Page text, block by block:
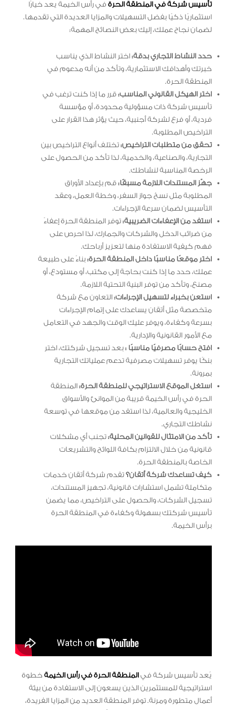
تأسيس شركة في المنطقة الحرةفي رأس الخيمة يعد خيارًا
استثماريًا ذكيًا بفضل التسهيلات والمزايا العديدة التي تقدمها.
لضمان نجاح عملك، إليك بعض النصائح المهمة:
حدد النشاط التجاري بدقة: اختر النشاط الذي يناسب
خبرتك وأهدافك الاستثمارية، وتأكد من أنه مدعوم في
المنطقة الحرة.
اختر الهيكل القانوني المناسب:قرر ما إذا كنت ترغب في
تأسيس شركة ذات مسؤولية محدودة، أو مؤسسة
فردية، أو فرع لشركة أجنبية، حيث يؤثر هذا القرار على
التراخيص المطلوبة.
تحقق من متطلبات التراخيص:تختلف أنواع التراخيص بين
التجارية، والصناعية، والخدمية، لذا تأكد من الحصول على
الرخصة المناسبة لنشاطك.
جهّز المستندات اللازمة مسبقًا:قم بإعداد الأوراق
المطلوبة مثل نسخ جواز السفر، وخطة العمل، وعقد
التأسيس لضمان سرعة الإجراءات.
استفد من الإعفاءات الضريبية:توفر المنطقة الحرة إعفاءً
من ضرائب الدخل والشركات والجمارك، لذا احرص على
فهم كيفية الاستفادة منها لتعزيز أرباحك.
اختر موقعًا مناسبًا داخل المنطقة الحرة:بناءً على طبيعة
عملك، حدد ما إذا كنت بحاجة إلى مكتب، أو مستودع، أو
مصنع، وتأكد من توفر البنية التحتية اللازمة.
استعن بخبراء لتسهيل الإجراءات: التعاون مع شركة
متخصصة مثل أتقان يساعدك على إتمام الإجراءات
بسرعة وكفاءة، ويوفر عليك الوقت والجهد في التعامل
مع الأمور القانونية والإدارية.
افتح حسابًا مصرفيًا مناسبًا :بعد تسجيل شركتك، اختر
بنكًا يوفر تسهيلات مصرفية تدعم عملياتك التجارية
بمرونة.
استغل الموقع الاستراتيجي للمنطقة الحرة: المنطقة
الحرة في رأس الخيمة قريبة من الموانئ والأسواق
الخليجية والعالمية، لذا استفد من موقعها في توسعة
نشاطك التجاري.
تأكد من الامتثال للقوانين المحلية:تجنب أي مشكلات
قانونية من خلال الالتزام بكافة اللوائح والتشريعات
الخاصة بالمنطقة الحرة.
كيف تساعدك شركة أتقان؟تقدم شركة أتقان خدمات
متكاملة تشمل استشارات قانونية، تجهيز المستندات،
تسجيل الشركات، والحصول على التراخيص، مما يضمن
تأسيس شركتك بسهولة وكفاءة في المنطقة الحرة
برأس الخيمة.
يُعد تأسيس شركة فيالمنطقة الحرة في رأس الخيمةخطوة
استراتيجية للمستثمرين الذين يسعون إلى الاستفادة من بيئة
أعمال متطورة ومرنة. توفر المنطقة العديد من المزايا الفريدة،